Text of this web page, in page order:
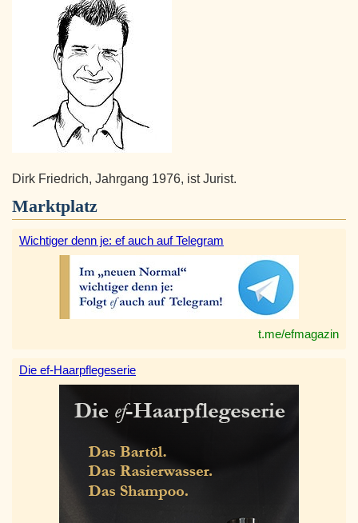
Dirk Friedrich, Jahrgang 1976, ist Jurist.
Marktplatz
Wichtiger denn je: ef auch auf Telegram
t.me/efmagazin
Die ef-Haarpflegeserie